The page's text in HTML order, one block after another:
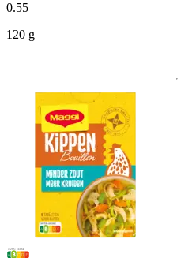
0.55
120 g